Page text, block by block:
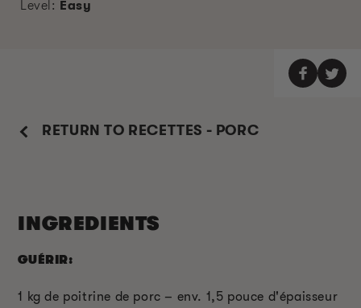
Level: Easy
RETURN TO RECETTES - PORC
INGREDIENTS
GUÉRIR:
1 kg de poitrine de porc – env. 1,5 pouce d'épaisseur